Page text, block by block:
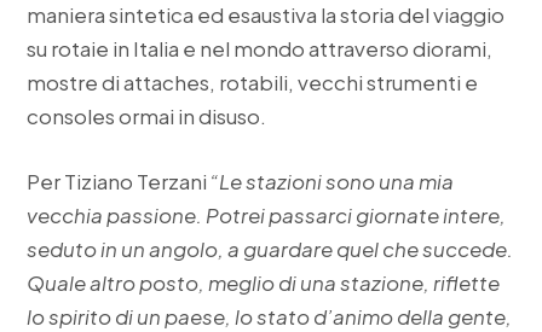
maniera sintetica ed esaustiva la storia del viaggio
su rotaie in Italia e nel mondo attraverso diorami,
mostre di attaches, rotabili, vecchi strumenti e
consoles ormai in disuso.
Per Tiziano Terzani “Le stazioni sono una mia
vecchia passione. Potrei passarci giornate intere,
seduto in un angolo, a guardare quel che succede.
Quale altro posto, meglio di una stazione, riflette
lo spirito di un paese, lo stato d’animo della gente,